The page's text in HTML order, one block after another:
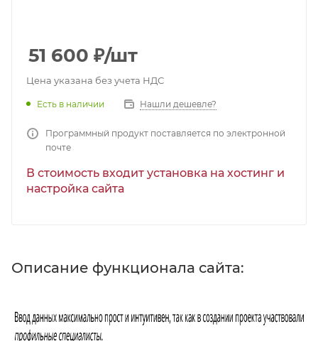
51 600 ₽/шт
Цена указана без учета НДС
Есть в наличии Нашли дешевле?
Программный продукт поставляется по электронной
почте
В стоимость входит установка на хостинг и
настройка сайта
Описание функционала сайта: